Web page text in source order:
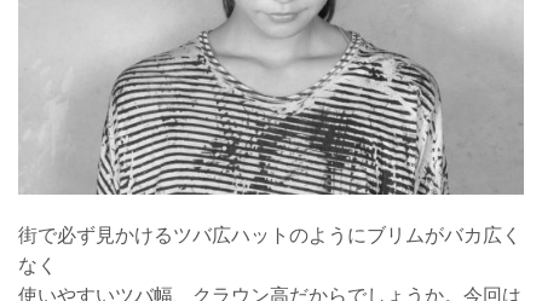
街で必ず見かけるツバ広ハットのようにブリムがバカ広く
なく
使いやすいツバ幅、クラウン高だからでしょうか。今回は